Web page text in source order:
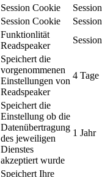
Session Cookie Session
Session Cookie Session
Funktionlität
Readspeaker
Session
Speichert die
vorgenommenen
Einstellungen von
Readspeaker
4 Tage
Speichert die
Einstellung ob die
Datenübertragung
des jeweiligen
Dienstes
akzeptiert wurde
1 Jahr
Speichert Ihre